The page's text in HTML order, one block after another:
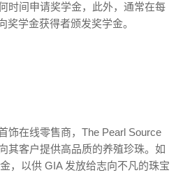
时间申请奖学金，此外，通常在每
奖学金获得者颁发奖学金。
饰在线零售商，The Pearl Source
其客户提供高品质的养殖珍珠。如
，以供 GIA 发放给志向不凡的珠宝